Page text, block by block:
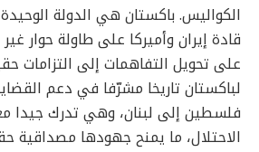
الكواليس. باكستان هي الدولة
قادة إيران وأميركا على طاولة حوار
على تحويل التفاهمات إلى التزامات
لباكستان تاريخا مشرّفا في دعم
فلسطين إلى لبنان، وهي تدرك جيدا
الاحتلال، ما يمنح جهودها مصداقية